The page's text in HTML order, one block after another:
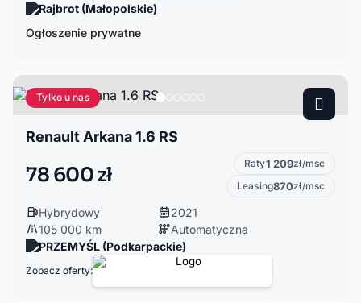
Rajbrot (Małopolskie)
Ogłoszenie prywatne
Tylko u nas
Renault Arkana 1.6 RS
78 600 zł Raty1 209zł/msc
Leasing870zł/msc
Hybrydowy
2021
105 000 km
Automatyczna
PRZEMYŚL (Podkarpackie)
Zobacz oferty: